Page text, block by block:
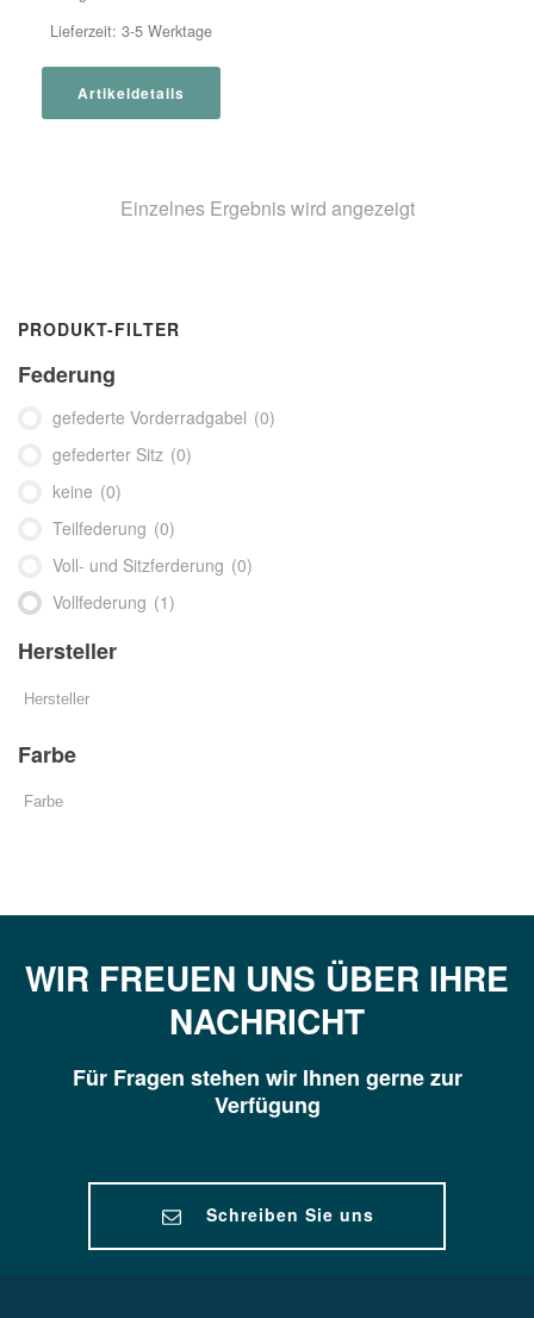
Lieferzeit:3-5 Werktage
Artikeldetails
Einzelnes Ergebnis wird angezeigt
PRODUKT-FILTER
Federung
gefederte Vorderradgabel (0)
gefederter Sitz (0)
keine (0)
Teilfederung (0)
Voll- und Sitzferderung (0)
Vollfederung (1)
Hersteller
Farbe
WIR FREUEN UNS ÜBER IHRE
NACHRICHT
Für Fragen stehen wir Ihnen gerne zur
Verfügung
Schreiben Sie uns